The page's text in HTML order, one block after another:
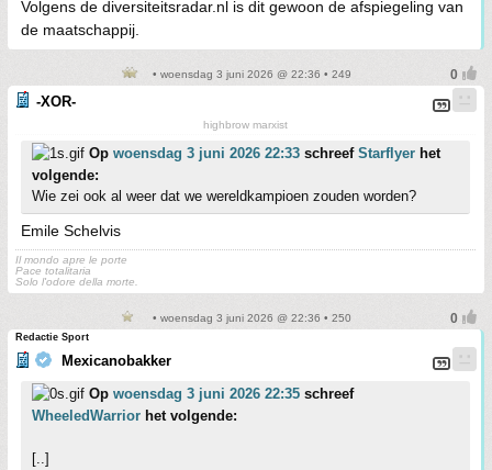
Volgens de diversiteitsradar.nl is dit gewoon de afspiegeling van
de maatschappij.
• woensdag 3 juni 2026 @ 22:36 • 249
-XOR-
highbrow marxist
Op woensdag 3 juni 2026 22:33 schreef Starflyer het
volgende:
Wie zei ook al weer dat we wereldkampioen zouden worden?
Emile Schelvis
Il mondo apre le porte
Pace totalitaria
Solo l'odore della morte.
• woensdag 3 juni 2026 @ 22:36 • 250
Redactie Sport
Mexicanobakker
Op woensdag 3 juni 2026 22:35 schreef
WheeledWarrior het volgende:
[..]